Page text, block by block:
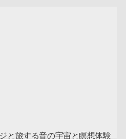
と旅する音の宇宙と瞑想体験